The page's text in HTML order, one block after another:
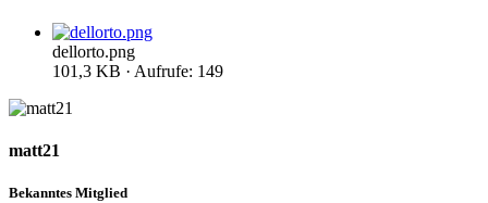
dellorto.png
101,3 KB · Aufrufe: 149
matt21
Bekanntes Mitglied